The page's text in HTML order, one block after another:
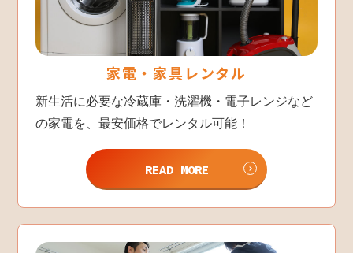
家電・家具レンタル
新生活に必要な冷蔵庫・洗濯機・電子レンジなど
の家電を、最安価格でレンタル可能！
READ MORE